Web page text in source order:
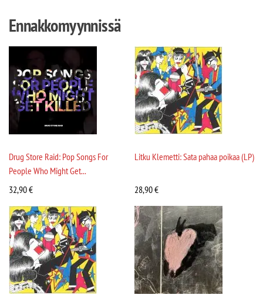
Ennakkomyynnissä
Drug Store Raid: Pop Songs For
People Who Might Get...
32,90€
Litku Klemetti: Sata pahaa poikaa (LP)
28,90€